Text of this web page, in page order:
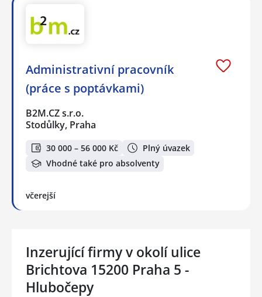
Administrativní pracovník
(práce s poptávkami)
B2M.CZ s.r.o.
Stodůlky, Praha
30 000 – 56 000 Kč
Plný úvazek
Vhodné také pro absolventy
včerejší
Inzerující firmy v okolí ulice
Brichtova 15200 Praha 5 -
Hlubočepy